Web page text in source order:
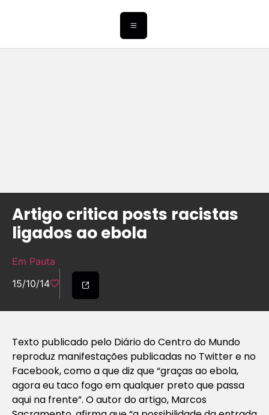
Artigo critica posts racistas
ligados ao ebola
Em Pauta
15/10/14
Texto publicado pelo Diário do Centro do Mundo
reproduz manifestações publicadas no Twitter e no
Facebook, como a que diz que “graças ao ebola,
agora eu taco fogo em qualquer preto que passa
aqui na frente”. O autor do artigo, Marcos